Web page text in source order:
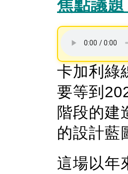
焦點議
卡加利綠
要等到
階段的建
的設計藍
這場以年